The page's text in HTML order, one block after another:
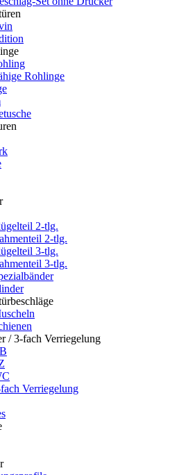
Rohlinge
2-tlg.
2-tlg.
3-tlg.
3-tlg.
/ 3-fach Verriegelung
Verriegelung